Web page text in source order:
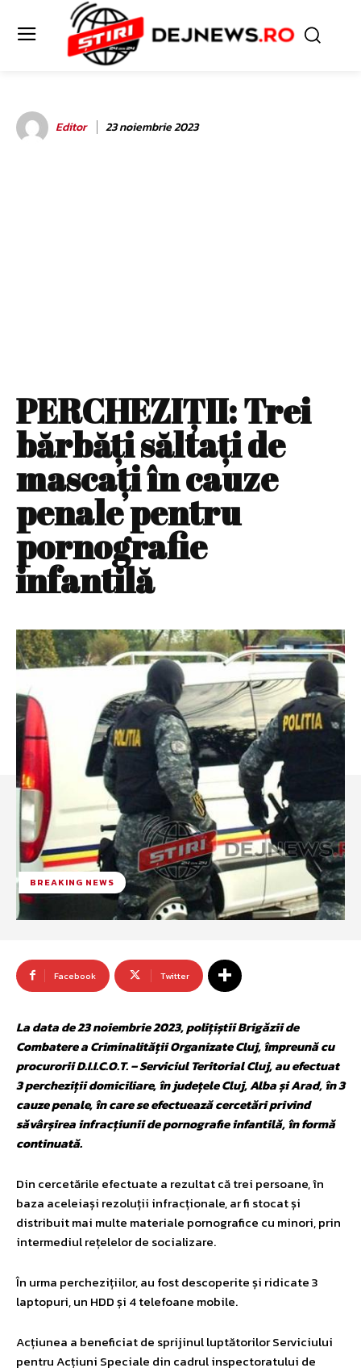
Editor 23 noiembrie 2023
PERCHEZIȚII: Trei
bărbăți săltați de
mascați în cauze
penale pentru
pornografie
infantilă
BREAKING NEWS
Facebook Twitter
La data de 23 noiembrie 2023, polițiștii Brigăzii de
Combatere a Criminalității Organizate Cluj, împreună cu
procurorii D.I.I.C.O.T. – Serviciul Teritorial Cluj, au efectuat
3 percheziții domiciliare, în județele Cluj, Alba și Arad, în 3
cauze penale, în care se efectuează cercetări privind
săvârșirea infracțiunii de pornografie infantilă, în formă
continuată.
Din cercetările efectuate a rezultat că trei persoane, în
baza aceleiași rezoluții infracționale, ar fi stocat și
distribuit mai multe materiale pornografice cu minori, prin
intermediul rețelelor de socializare.
În urma perchezițiilor, au fost descoperite și ridicate 3
laptopuri, un HDD și 4 telefoane mobile.
Acțiunea a beneficiat de sprijinul luptătorilor Serviciului
pentru Acțiuni Speciale din cadrul inspectoratului de